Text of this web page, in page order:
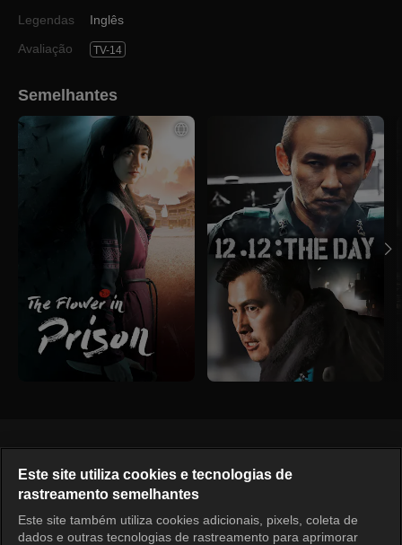
Legendas
Inglês
Avaliação
TV-14
Semelhantes
Português
KOCOWA+ Redes Sociais
Este site utiliza cookies e tecnologias de
rastreamento semelhantes
Este site também utiliza cookies adicionais, pixels, coleta de
dados e outras tecnologias de rastreamento para aprimorar